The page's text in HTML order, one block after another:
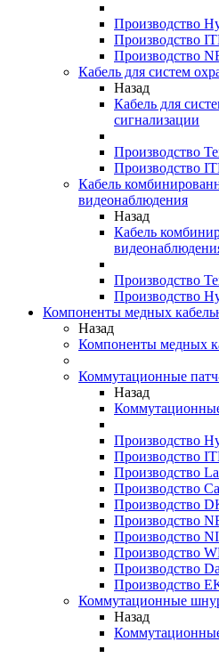
Производство
Производство
Производство
Кабель для систем
Назад
Кабель для
сигнализации
Производство
Производство
Кабель
видеонаблюдения
Назад
Кабель
Производство
Производство
Компоненты медных
Назад
Компоненты медных
Коммутационные
Назад
Производство
Производство
Производство
Производство
Производство
Производство
Производство
Производство
Производство
Производство
Коммутационные
Назад